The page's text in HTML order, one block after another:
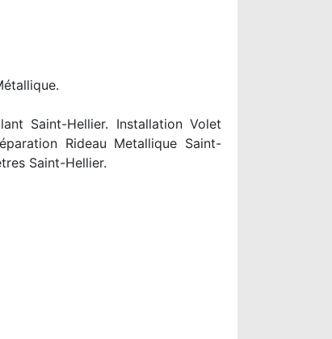
Saint-Hellier. Installation Volet
Rideau Metallique Saint-
Saint-Hellier.